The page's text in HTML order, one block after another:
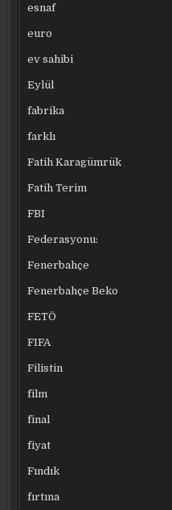
esnaf
euro
ev sahibi
Eylül
fabrika
farklı
Fatih Karagümrük
Fatih Terim
FBI
Federasyonu:
Fenerbahçe
Fenerbahçe Beko
FETÖ
FIFA
Filistin
film
final
fiyat
Fındık
fırtına